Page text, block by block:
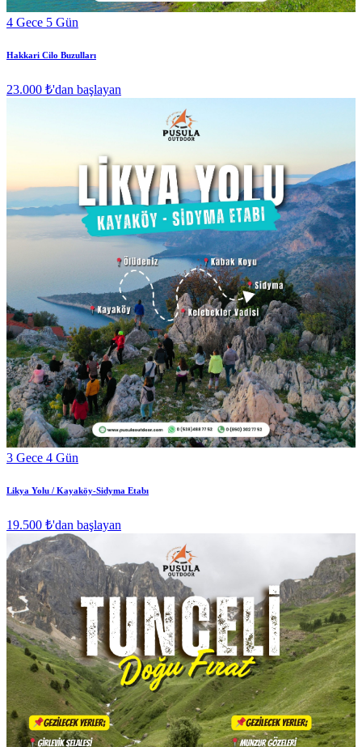
4 Gece 5 Gün
Hakkari Cilo Buzulları
23.000 ₺'dan başlayan
3 Gece 4 Gün
Likya Yolu / Kayaköy-Sidyma Etabı
19.500 ₺'dan başlayan